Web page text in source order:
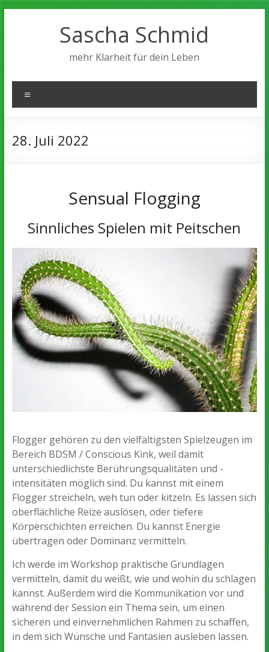
Sascha Schmid
mehr Klarheit für dein Leben
28. Juli 2022
Sensual Flogging
Sinnliches Spielen mit Peitschen
Flogger gehören zu den vielfältigsten Spielzeugen im
Bereich BDSM / Conscious Kink, weil damit
unterschiedlichste Berührungsqualitäten und -
intensitäten möglich sind. Du kannst mit einem
Flogger streicheln, weh tun oder kitzeln. Es lassen sich
oberflächliche Reize auslösen, oder tiefere
Körperschichten erreichen. Du kannst Energie
übertragen oder Dominanz vermitteln.
Ich werde im Workshop praktische Grundlagen
vermitteln, damit du weißt, wie und wohin du schlagen
kannst. Außerdem wird die Kommunikation vor und
während der Session ein Thema sein, um einen
sicheren und einvernehmlichen Rahmen zu schaffen,
in dem sich Wünsche und Fantasien ausleben lassen.